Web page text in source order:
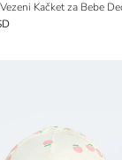
Kačket za Bebe